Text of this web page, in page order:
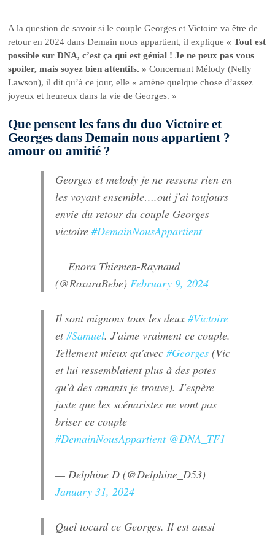
A la question de savoir si le couple Georges et Victoire va être de
retour en 2024 dans Demain nous appartient, il explique « Tout est
possible sur DNA, c’est ça qui est génial ! Je ne peux pas vous
spoiler, mais soyez bien attentifs. » Concernant Mélody (Nelly
Lawson), il dit qu’à ce jour, elle « amène quelque chose d’assez
joyeux et heureux dans la vie de Georges. »
Que pensent les fans du duo Victoire et
Georges dans Demain nous appartient ?
amour ou amitié ?
Georges et melody je ne ressens rien en
les voyant ensemble….oui j'ai toujours
envie du retour du couple Georges
victoire#DemainNousAppartient
— Enora Thiemen-Raynaud
(@RoxaraBebe)February 9, 2024
Il sont mignons tous les deux#Victoire
et#Samuel. J'aime vraiment ce couple.
Tellement mieux qu'avec#Georges (Vic
et lui ressemblaient plus à des potes
qu'à des amants je trouve). J'espère
juste que les scénaristes ne vont pas
briser ce couple
#DemainNousAppartient @DNA_TF1
— Delphine D (@Delphine_D53)
January 31, 2024
Quel tocard ce Georges. Il est aussi